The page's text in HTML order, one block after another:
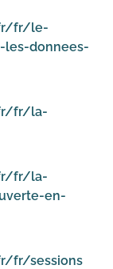
fr/le-
les-donnees-
fr/la-
fr/la-
en-
fr/sessions